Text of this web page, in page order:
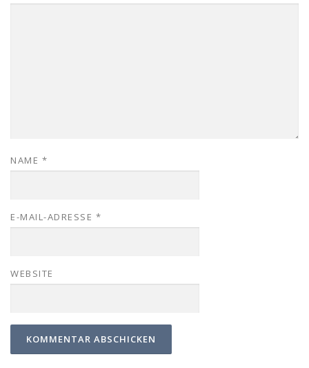
NAME *
E-MAIL-ADRESSE *
WEBSITE